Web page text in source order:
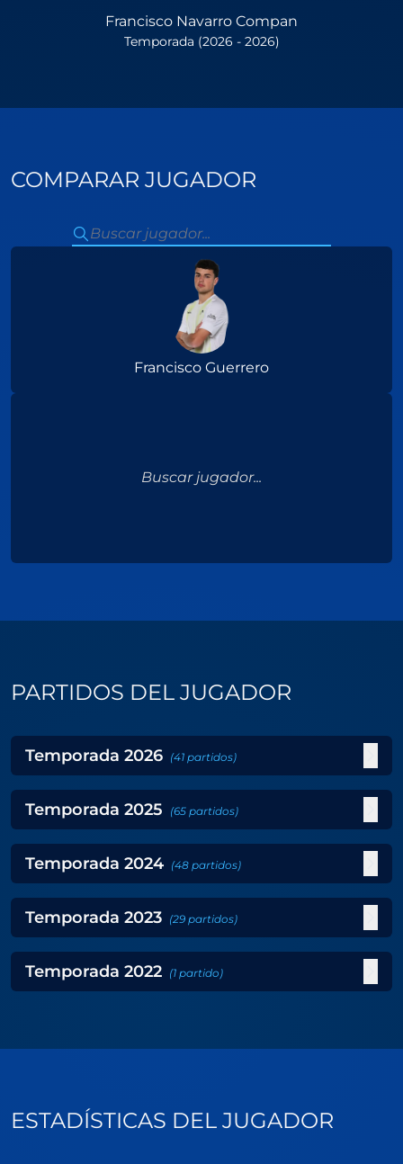
Francisco Navarro Compan
Temporada (2026 - 2026)
COMPARAR JUGADOR
Francisco Guerrero
Buscar jugador...
PARTIDOS DEL JUGADOR
Temporada 2026 (41 partidos)
Temporada 2025 (65 partidos)
Temporada 2024 (48 partidos)
Temporada 2023 (29 partidos)
Temporada 2022 (1 partido )
ESTADÍSTICAS DEL JUGADOR